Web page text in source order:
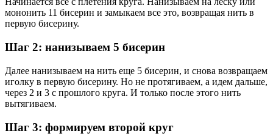
мононить 11 бисерин и замыкаем все это, возвращая нить в
первую бисерину.
Шаг 2: нанизываем 5 бисерин
Далее нанизываем на нить еще 5 бисерин, и снова возвращаем
иголку в первую бисерину. Но не протягиваем, а идем дальше,
через 2 и 3 с прошлого круга. И только после этого нить
вытягиваем.
Шаг 3: формируем второй круг